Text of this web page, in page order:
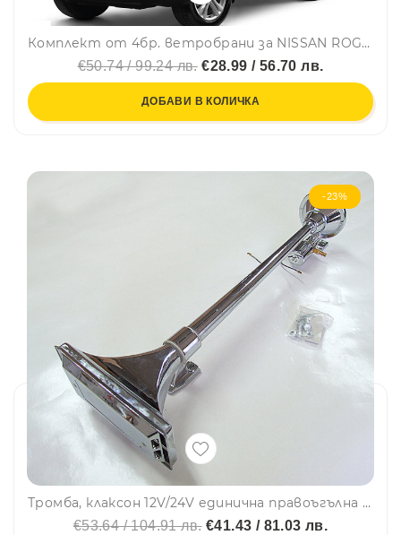
Комплект от 4бр. ветробрани за NISSAN ROGUE / X-TRAIL II (T31) 2008 - 2013 г.
€50.74 / 99.24 лв.€28.99 / 56.70 лв.
ДОБАВИ В КОЛИЧКА
-23%
Тромба, клаксон 12V/24V единична правоъгълна камион ТИР
€53.64 / 104.91 лв.€41.43 / 81.03 лв.